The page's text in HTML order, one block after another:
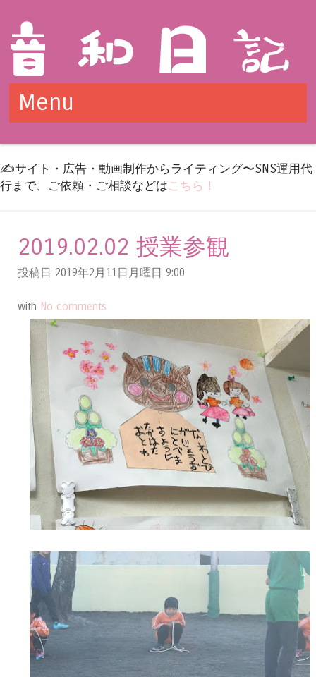
Menu
✍️サイト・広告・動画制作からライティング〜SNS運用代
行まで、ご依頼・ご相談などはこちら！
2019.02.02 授業参観
投稿日 2019年2月11日月曜日 9:00
with No comments